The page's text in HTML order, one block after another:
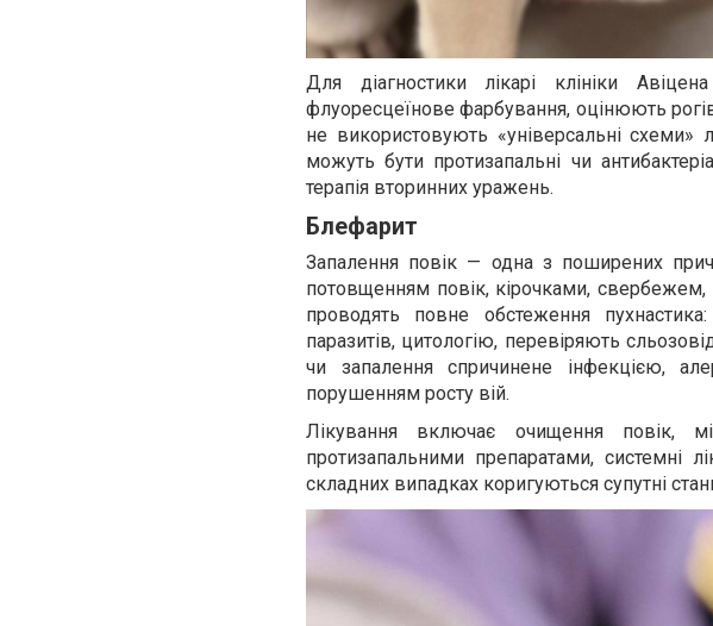
Для діагностики лікарі клініки
флуоресцеїнове фарбування, оцінюють
не використовують «універсальні схеми»
можуть бути протизапальні чи
терапія вторинних уражень.
Блефарит
Запалення повік — одна з поширених
потовщенням повік, кірочками, свербежем,
проводять повне обстеження
паразитів, цитологію, перевіряють
чи запалення спричинене інфекцією,
порушенням росту вій.
Лікування включає очищення повік,
протизапальними препаратами, системні
складних випадках коригуються супутні